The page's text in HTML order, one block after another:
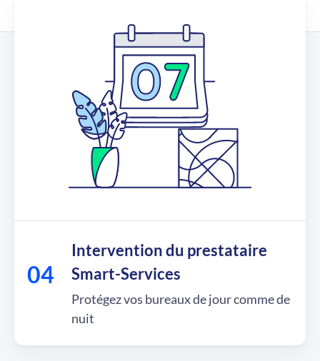
Intervention du prestataire
Smart-Services
Protégez vos bureaux de jour comme de
nuit